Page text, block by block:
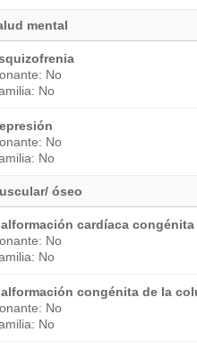
mental
No
No
No
No
óseo
cardíaca congénita
No
No
congénita de la
No
No